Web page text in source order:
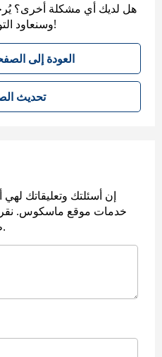
هل لديك أي مشكلة أخرى؟
وسنعاود التواصل معك. شكرًا على صبرك!
العودة إلى
تحديث الصفحة
إن أسئلتك وتعليقاتك لهي
خدمات موقع ماسكوس. نقرأ
طلبكم في أسرع وقت ممكن.